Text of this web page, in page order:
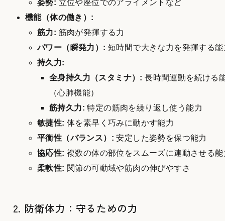
姿勢: 立位や座位でのアライメントなど
機能（体の働き）:
筋力: 筋肉が発揮する力
パワー（瞬発力）: 短時間で大きな力を発揮する能
持久力:
全身持久力（スタミナ）: 長時間運動を続ける
（心肺機能）
筋持久力: 特定の筋肉を繰り返し使う能力
敏捷性: 体を素早く巧みに動かす能力
平衡性（バランス）: 安定した姿勢を保つ能力
協応性: 複数の体の部位をスムーズに連動させる能
柔軟性: 関節の可動域や筋肉の伸びやすさ
2. 防衛体力：守るための力